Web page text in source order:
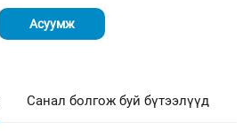
Асуумж
Санал болгож буй бүтээлүүд